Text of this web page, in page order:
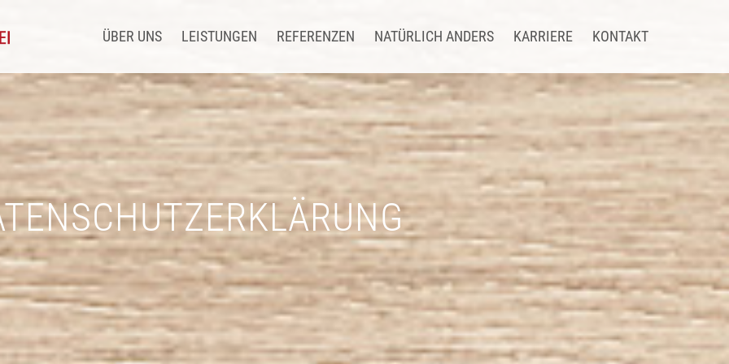
ÜBER UNS LEISTUNGEN REFERENZEN NATÜRLICH ANDERS KARRIERE KONTAKT